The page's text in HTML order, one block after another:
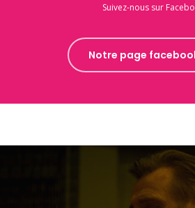
Suivez-nous sur
Notre page